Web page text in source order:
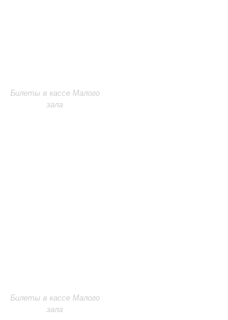
Билеты в кассе Малого
зала
Билеты в кассе Малого
зала